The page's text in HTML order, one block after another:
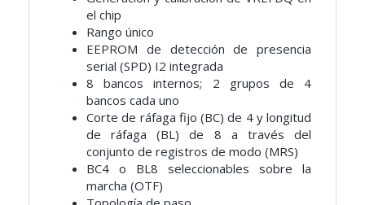
el chip
Rango único
EEPROM de detección de presencia
serial (SPD) I2 integrada
8 bancos internos; 2 grupos de 4
bancos cada uno
Corte de ráfaga fijo (BC) de 4 y longitud
de ráfaga (BL) de 8 a través del
conjunto de registros de modo (MRS)
BC4 o BL8 seleccionables sobre la
marcha (OTF)